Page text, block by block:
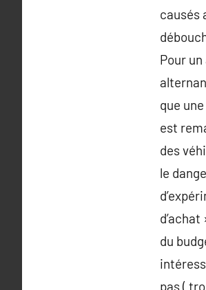
causés
Pour
que
est
des
le
du
pas (